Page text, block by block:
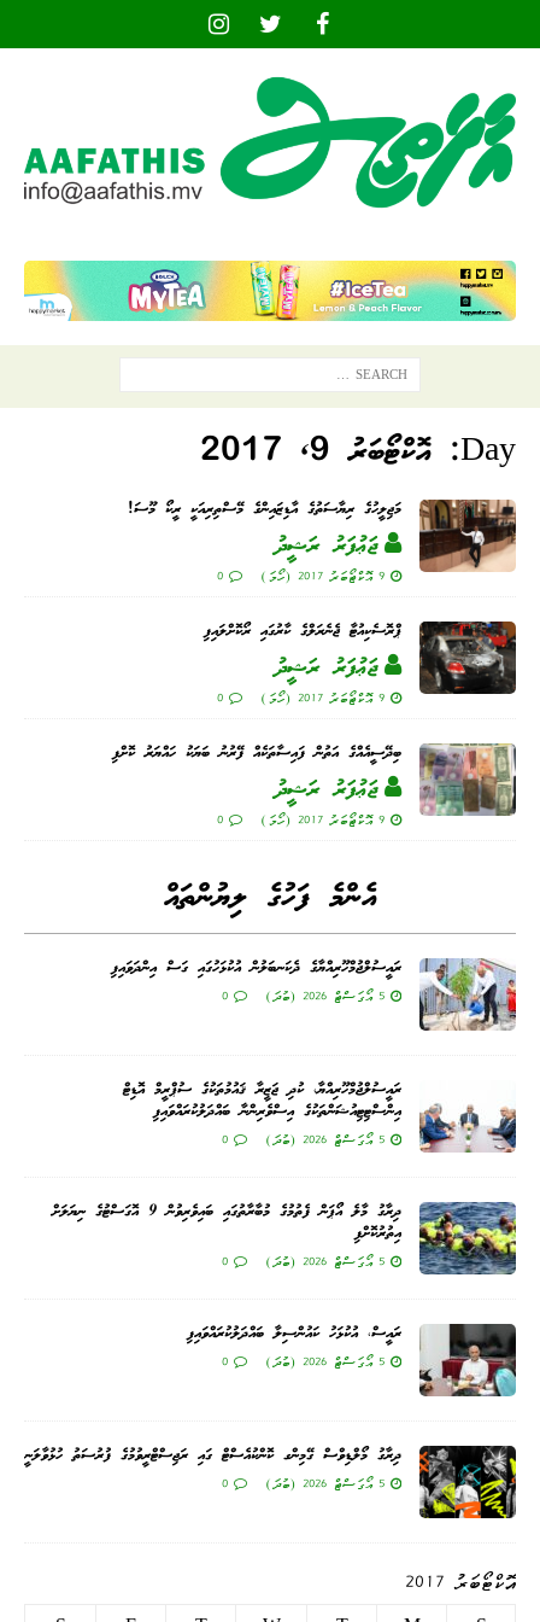
Day: އޮކްޓޯބަރު 9, 2017
މަޖިލީހުގެ ރިޔާސަތުގެ އާޑިޒައިންގެ މޭސްތިރިއަކީ ރީކޯ މޫސަ!
ޖަޢުފަރު ރަޝީދު
9 އޮކްޓޯބަރު 2017 (ހޯމަ) 0
ޕްރޮސެކިއުޓާ ޖެނެރަލްގެ ކާރުގައި ރޯކޮށްލައިފި
ޖަޢުފަރު ރަޝީދު
9 އޮކްޓޯބަރު 2017 (ހޯމަ) 0
ބިދޭސީއެއްގެ އަތުން ފައިސާތަކެއް ފޭރުނު ބަޔަކު ހައްޔަރު ކޮށްފި
ޖަޢުފަރު ރަޝީދު
9 އޮކްޓޯބަރު 2017 (ހޯމަ) 0
އެންމެ ފަހުގެ ލިޔުންތައް
ރައީސުލްޖުމްހޫރިއްޔާގެ ދެކަނބަލުން އުކުޅަހުގައި ގަސް އިންދަވައިފި
5 އޯގަސްޓް 2026 (ބުދަ) 0
ރައީސުލްޖުމްހޫރިއްޔާ، ކުދި ޖަޒީރާ ޤައުމުތަކުގެ ސުޕްރީމް އޮޑިޓް
އިންސްޓިޓިއުޝަންތަކުގެ އިސްވެރިންނާ ބައްދަލުކުރައްވައިފި
5 އޯގަސްޓް 2026 (ބުދަ) 0
ދިރާގު މާލެ އޯޕަން ފެތުމުގެ މުބާރާތުގައި ބައިވެރިވުން 9 އޮގަސްޓުގެ ނިޔަލަށް
އިތުރުކޮށްފި
5 އޯގަސްޓް 2026 (ބުދަ) 0
ރައީސް، އުކުޅަހު ކައުންސިލާ ބައްދަލުކުރައްވައިފި
5 އޯގަސްޓް 2026 (ބުދަ) 0
ދިރާގު މޯލްޑިވްސް ގޭމިންގ ކޮންކުއެސްޓް ގައި ރަޖިސްޓްރީވުމުގެ ފުރުސަތު ހުޅުވާލަނީ
5 އޯގަސްޓް 2026 (ބުދަ) 0
އޮކްޓޯބަރު 2017